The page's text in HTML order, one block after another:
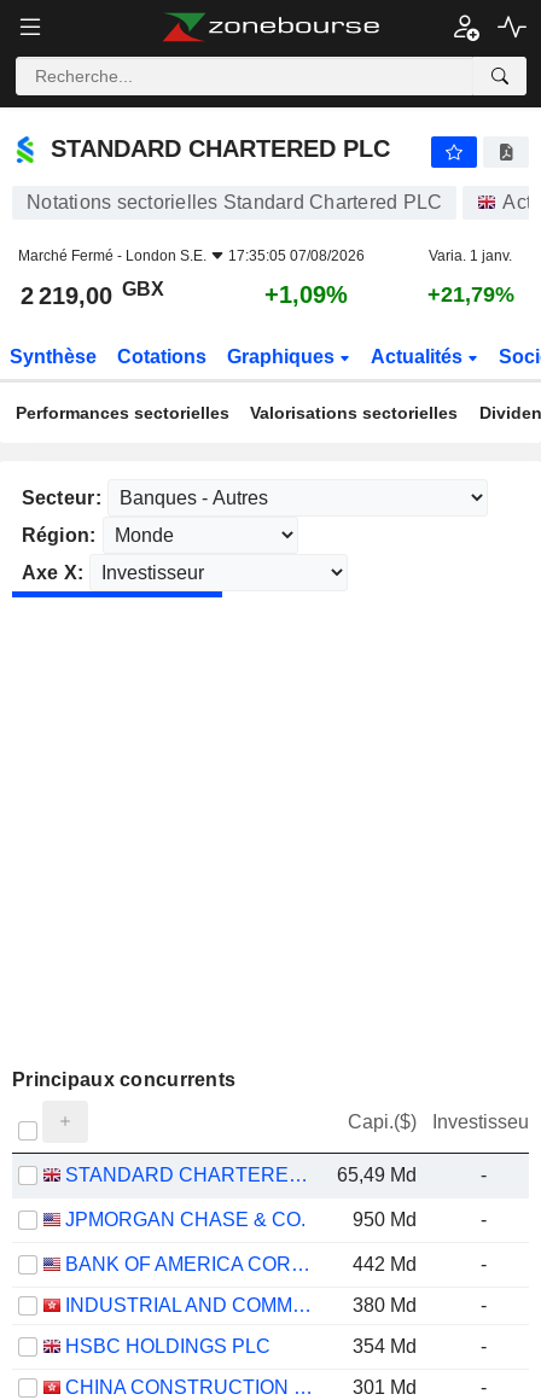
STANDARD CHARTERED PLC
Notations sectorielles Standard Chartered PLC
Marché Fermé - London S.E. 17:35:05 07/08/2026 Varia. 1 janv.
2 219,00 GBX +1,09% +21,79%
Synthèse Cotations Graphiques Actualités
Performances sectorielles Valorisations sectorielles
Secteur:
Région:
Axe X:
Principaux concurrents
Capi.($) Investisseur
STANDARD CHARTERED PLC 65,49 Md -
JPMORGAN CHASE & CO. 950 Md -
BANK OF AMERICA CORPORATION 442 Md
-
INDUSTRIAL AND COMMERCIAL BANK OF CHINA LIMITED
380 Md
-
HSBC HOLDINGS PLC
354 Md
-
CHINA CONSTRUCTION BANK CORPORATION
301 Md
-